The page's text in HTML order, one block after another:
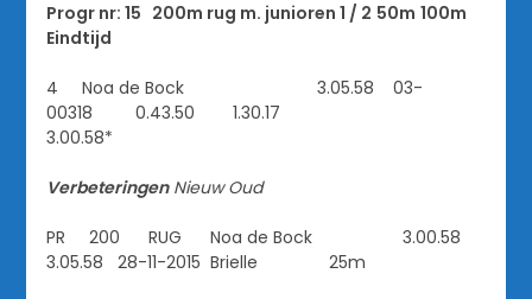
Progr nr: 15 200m rug m. junioren 1 / 2 50m 100m
Eindtijd
4 Noa de Bock 3.05.58 03-
00318 0.43.50 1.30.17
3.00.58*
Verbeteringen Nieuw Oud
PR 200 RUG Noa de Bock 3.00.58
3.05.58 28-11-2015 Brielle 25m